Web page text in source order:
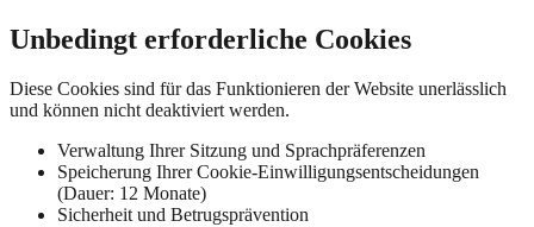
Unbedingt erforderliche Cookies
Diese Cookies sind für das Funktionieren der Website unerlässlich
und können nicht deaktiviert werden.
Verwaltung Ihrer Sitzung und Sprachpräferenzen
Speicherung Ihrer Cookie-Einwilligungsentscheidungen
(Dauer: 12 Monate)
Sicherheit und Betrugsprävention